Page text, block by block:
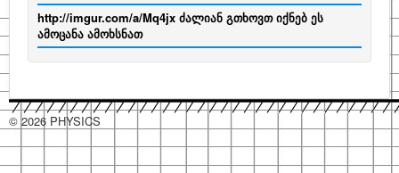
http://imgur.com/a/Mq4jx ძალიან გთხოვთ იქნებ ეს
ამოცანა ამოხსნათ
© 2026 PHYSICS
hacklink
paneli
hacklink
paneli
hacklink
hacklink
hacklink
hacklink
satın
hacklink
paneli
hacklink
paneli
hacklink
satın
hacklink
satın
izmir
web
izmir
reklam
hacklink
paneli
hacklink
paneli
hacklink
paneli
hacklink
paneli
hacklink
paneli
hacklink
paneli
hacklink
hacklink
hacklink
hacklink
satın
hacklink
paneli
hacklink
paneli
taraftarium24
taraftarium24
jojobet
jojobet
giriş
sahabet
sahabet
giriş
有
道
有
道
jojobet
jojobet
giriş
jojobet
jojobet
giriş
onwin
onwin
giriş
taraftarium24
canlı
maç
cratosroyalbet
güncel
cratosroyalbet
güncel
tipobet
tipobet
giriş
telegram
telegram
下
爱
思
爱
思
tipobet
kayıt
tipobet
güncel
wps
wps
下
jojobet
jojobet
giriş
türk
ifşa
türk
ifşa
jojobet
jojobet
giriş
汽
水
汽
水
taraftarium24
canlı
maç
汽
水
汽
水
jojobet
jojobet
giriş
casibom
casibom
giriş
jojobet
jojobet
giriş
jojobet
jojobet
giriş
taraftarium24
canlı
maç
taraftarium24
canlı
maç
casibom
casibom
giriş
jojobet
jojobet
giriş
jojobet
jojobet
giriş
taraftarium24
canlı
maç
casibom
casibom
giriş
jojobet
jojobet
giriş
wps
官
wps
下
jojobet
jojobet
giriş